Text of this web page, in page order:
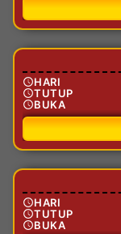
HARI
TUTUP
BUKA
HARI
TUTUP
BUKA